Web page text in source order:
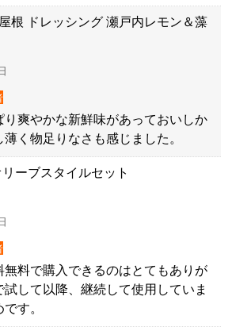
根 ドレッシング 瀬戸内レモン＆藻
り爽やかな新鮮味があっておいしか
く物足りなさも感じました。
ーブスタイルセット
無料で購入できるのはとてもありが
して以降、継続して使用していま
す。